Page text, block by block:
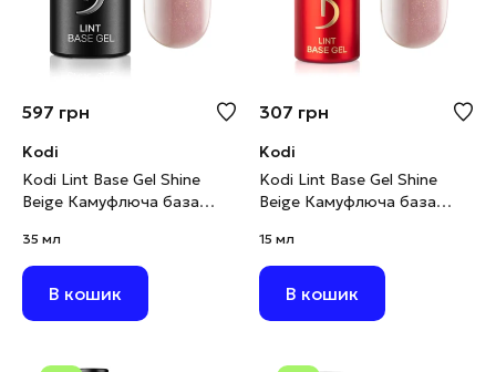
597 грн
Kodi
Kodi Lint Base Gel Shine
Beige Камуфлюча база
шимером, 35 мл
35 мл
В кошик
307 грн
Kodi
Kodi Lint Base Gel Shine
Beige Камуфлюча база
шимером, 15 мл
15 мл
В кошик